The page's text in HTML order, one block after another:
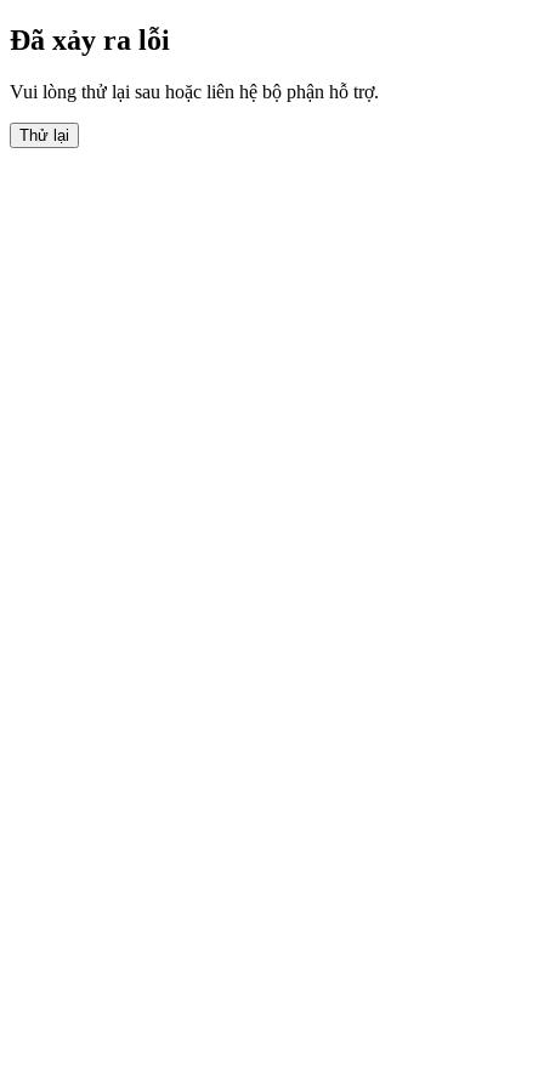
Đã xảy ra lỗi
Vui lòng thử lại sau hoặc liên hệ bộ phận hỗ trợ.
Thử lại